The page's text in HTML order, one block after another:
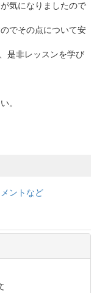
気になりましたので
でその点について安
是非レッスンを学び
。
ントなど